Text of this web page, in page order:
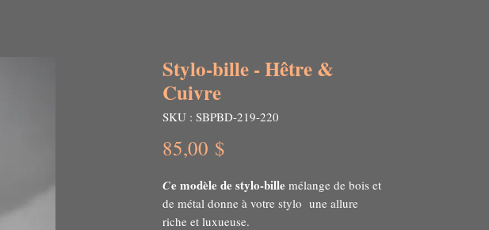
Stylo-bille - Hêtre &
Cuivre
SKU : SBPBD-219-220
85,00 $
Ce modèle de stylo-bille mélange de bois et
de métal donne à votre stylo une allure
riche et luxueuse.